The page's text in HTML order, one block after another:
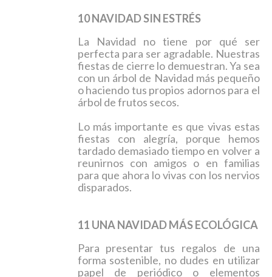
10 NAVIDAD SIN ESTRÉS
La Navidad no tiene por qué ser
perfecta para ser agradable. Nuestras
fiestas de cierre lo demuestran. Ya sea
con un árbol de Navidad más pequeño
o haciendo tus propios adornos para el
árbol de frutos secos.
Lo más importante es que vivas estas
fiestas con alegría, porque hemos
tardado demasiado tiempo en volver a
reunirnos con amigos o en familias
para que ahora lo vivas con los nervios
disparados.
11 UNA NAVIDAD MÁS ECOLÓGICA
Para presentar tus regalos de una
forma sostenible, no dudes en utilizar
papel de periódico o elementos